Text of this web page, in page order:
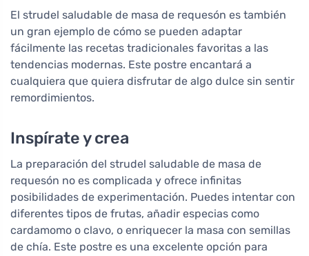
El strudel saludable de masa de requesón es también
un gran ejemplo de cómo se pueden adaptar
fácilmente las recetas tradicionales favoritas a las
tendencias modernas. Este postre encantará a
cualquiera que quiera disfrutar de algo dulce sin sentir
remordimientos.
Inspírate y crea
La preparación del strudel saludable de masa de
requesón no es complicada y ofrece infinitas
posibilidades de experimentación. Puedes intentar con
diferentes tipos de frutas, añadir especias como
cardamomo o clavo, o enriquecer la masa con semillas
de chía. Este postre es una excelente opción para